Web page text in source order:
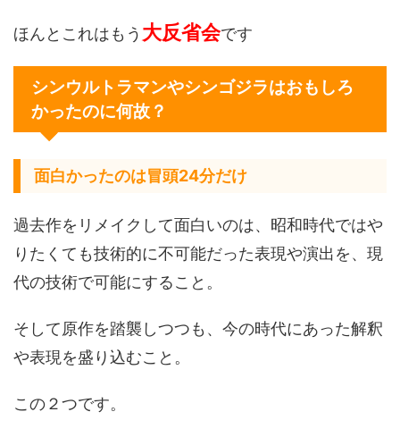
ほんとこれはもう 大反省会です
シンウルトラマンやシンゴジラはおもしろ
かったのに何故？
面白かったのは冒頭24分だけ
過去作をリメイクして面白いのは、昭和時代ではや
りたくても技術的に不可能だった表現や演出を、現
代の技術で可能にすること。
そして原作を踏襲しつつも、今の時代にあった解釈
や表現を盛り込むこと。
この２つです。